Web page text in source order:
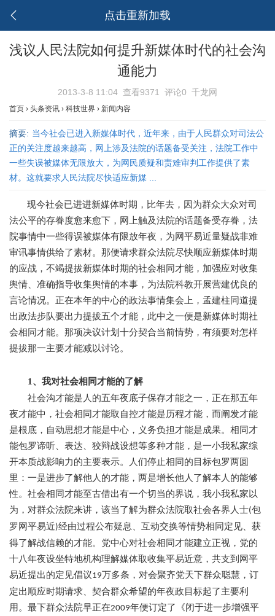
点击重新加载
浅议人民法院如何提升新媒体时代的社会沟
通能力
2013-3-8 11:04 查看9371 评论0 千龙网
首页 › 头条资讯 › 科技世界 › 新闻内容
摘要: 当今社会已进入新媒体时代，近年来，由于人民群众对司法公
正的关注度越来越高，网上涉及法院的话题备受关注，法院工作中
一些失误被媒体无限放大，为网民质疑和责难审判工作提供了素
材。这就要求人民法院尽快适应新媒 ...
现今社会已进进新媒体时期，比年去，因为群众大众对司
法公平的存眷度愈来愈下，网上触及法院的话题备受存眷，法
院事情中一些得误被媒体有限放年夜，为网平易近量疑战非难
审讯事情供给了素材。那便请求群众法院尽快顺应新媒体时期
的应战，不竭提拔新媒体时期的社会相同才能，加强应对收集
舆情、准确指导收集舆情的本事，为法院科教开展营建优良的
言论情况。正在本年的中心的政法事情集会上，孟建柱同道提
出政法步队要出力提拔五个才能，此中之一便是新媒体时期社
会相同才能。那项决议计划十分契合当前情势，有须要对怎样
提拔那一主要才能减以讨论。
1、我对社会相同才能的了解
社会沟才能是人的五年夜底子保存才能之一，正在那五年
夜才能中，社会相同才能取自控才能是历程才能，而阐发才能
是根底，自动思想才能是中心，义务负担才能是成果。相同才
能包罗谛听、表达、狡辩战设想等多种才能，是一小我私家综
开本质战影响力的主要表示。人们停止相同的目标包罗两圆
里：一是进步了解他人的才能，两是增长他人了解本人的能够
性。社会相同才能至古借出有一个切当的界说，我小我私家以
为，对群众法院来讲，该当了解为群众法院取社会各界人士(包
罗网平易近)经由过程公布疑息、互动交换等情势相同定见、获
得了解战信赖的才能。党中心对社会相同才能建立正视，党的
十八年夜设坐特地机构理解媒体取收集平易近意，共支到网平
易近提出的定见倡议19万多条，对会聚齐党天下群众聪慧，订
定出顺应时期请求、契合群众希望的年夜政目标起了主要利
用。最下群众法院早正在2009年便订定了《闭于进一步增强平